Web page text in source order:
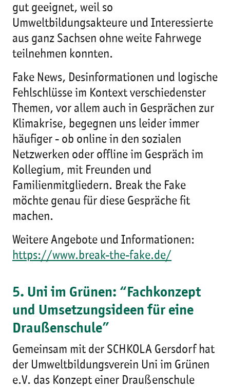
gut geeignet, weil so
Umweltbildungsakteure und Interessierte
aus ganz Sachsen ohne weite Fahrwege
teilnehmen konnten.
Fake News, Desinformationen und logische
Fehlschlüsse im Kontext verschiedenster
Themen, vor allem auch in Gesprächen zur
Klimakrise, begegnen uns leider immer
häufiger - ob online in den sozialen
Netzwerken oder offline im Gespräch im
Kollegium, mit Freunden und
Familienmitgliedern. Break the Fake
möchte genau für diese Gespräche fit
machen.
Weitere Angebote und Informationen:
https://www.break-the-fake.de/
5. Uni im Grünen: “Fachkonzept
und Umsetzungsideen für eine
Draußenschule”
Gemeinsam mit der SCHKOLA Gersdorf hat
der Umweltbildungsverein Uni im Grünen
e.V. das Konzept einer Draußenschule